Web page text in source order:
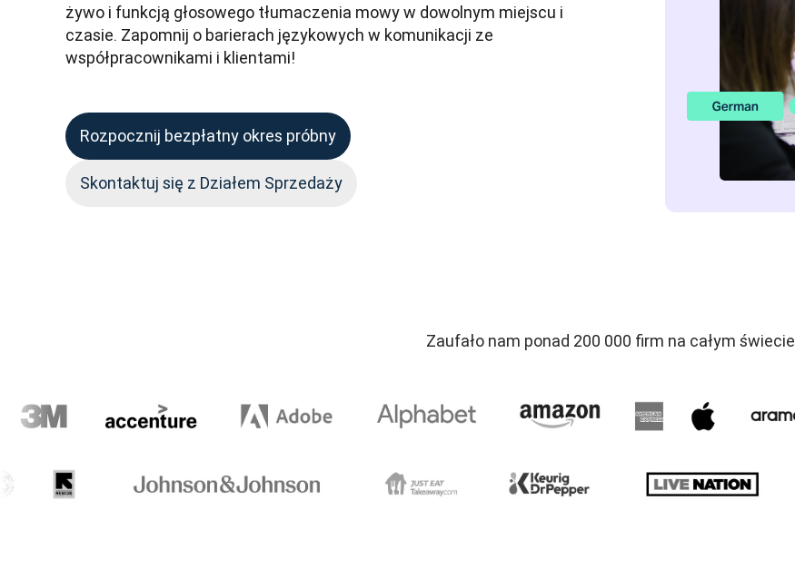
żywo i funkcją głosowego tłumaczenia mowy w dowolnym miejscu i
czasie. Zapomnij o barierach językowych w komunikacji ze
współpracownikami i klientami!
Rozpocznij bezpłatny okres próbny
Skontaktuj się z Działem Sprzedaży
Zaufało nam ponad 200 000 firm na całym świecie